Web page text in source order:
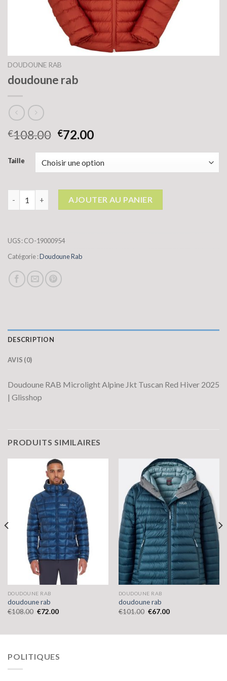
DOUDOUNE RAB
doudoune rab
€108.00 €72.00
Taille
quantité de doudoune rabAJOUTER AU PANIER
UGS :CO-19000954
Catégorie :Doudoune Rab
DESCRIPTION
AVIS (0)
Doudoune RAB Microlight Alpine Jkt Tuscan Red Hiver 2025
| Glisshop
PRODUITS SIMILAIRES
DOUDOUNE RAB
doudoune rab
€108.00 €72.00
DOUDOUNE RAB
doudoune rab
€101.00 €67.00
POLITIQUES